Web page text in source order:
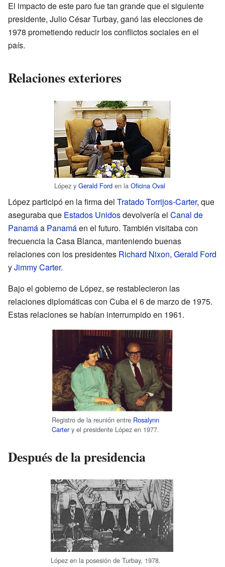
El impacto de este paro fue tan grande que el siguiente
presidente, Julio César Turbay, ganó las elecciones de
1978 prometiendo reducir los conflictos sociales en el
país.
Relaciones exteriores
López y Gerald Forden la Oficina Oval
López participó en la firma del Tratado Torrijos-Carter, que
aseguraba que Estados Unidosdevolvería el Canal de
Panamáa Panamáen el futuro. También visitaba con
frecuencia la Casa Blanca, manteniendo buenas
relaciones con los presidentes Richard Nixon, Gerald Ford
yJimmy Carter.
Bajo el gobierno de López, se restablecieron las
relaciones diplomáticas con Cuba el 6 de marzo de 1975.
Estas relaciones se habían interrumpido en 1961.
Registro de la reunión entre Rosalynn
Cartery el presidente López en 1977.
Después de la presidencia
López en la posesión de Turbay, 1978.